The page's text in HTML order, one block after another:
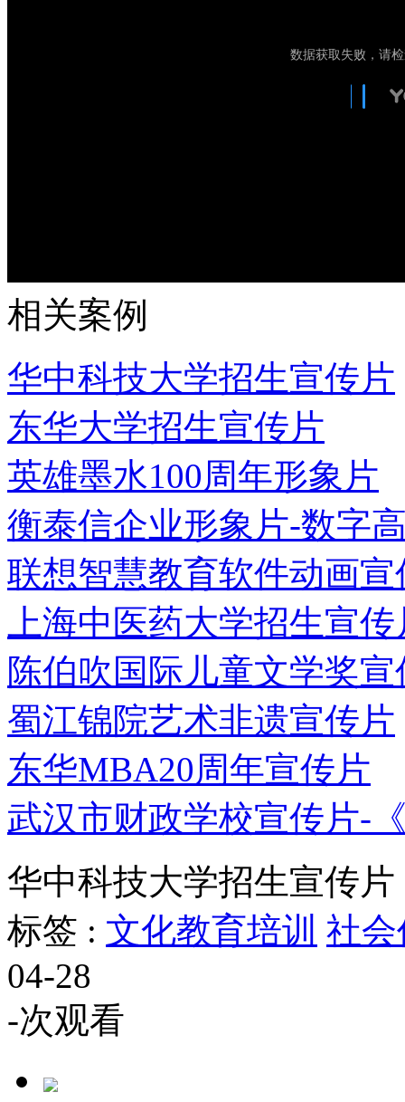
相关案例
华中科技大学招生宣传片
东华大学招生宣传片
英雄墨水100周年形象片
衡泰信企业形象片-数字
联想智慧教育软件动画宣
上海中医药大学招生宣传
陈伯吹国际儿童文学奖
蜀江锦院艺术非遗宣传片
东华MBA20周年宣传片
武汉市财政学校宣传片-
华中科技大学招生宣传片
标签 : 文化教育培训 社
04-28
-次观看